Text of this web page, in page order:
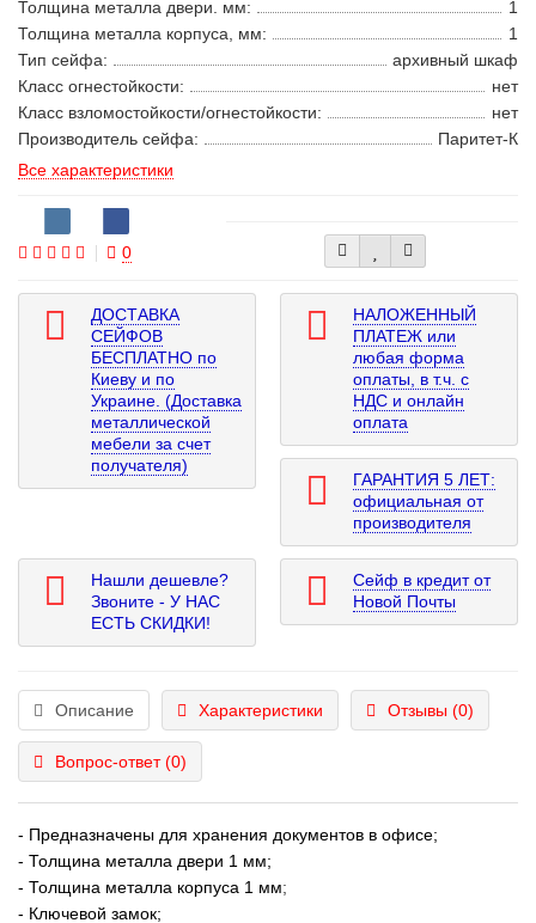
Толщина металла двери. мм:
1
Толщина металла корпуса, мм:
1
Тип сейфа:
архивный шкаф
Класс огнестойкости:
нет
Класс взломостойкости/огнестойкости:
нет
Производитель сейфа:
Паритет-К
Все характеристики
0
ДОСТАВКА
СЕЙФОВ
БЕСПЛАТНО по
Киеву и по
Украине. (Доставка
металлической
мебели за счет
получателя)
НАЛОЖЕННЫЙ
ПЛАТЕЖ или
любая форма
оплаты, в т.ч. с
НДС и онлайн
оплата
ГАРАНТИЯ 5 ЛЕТ:
официальная от
производителя
Нашли дешевле?
Звоните - У НАС
ЕСТЬ СКИДКИ!
Сейф в кредит от
Новой Почты
Описание Характеристики Отзывы (0)
Вопрос-ответ(0)
- Предназначены для хранения документов в офисе;
- Толщина металла двери 1 мм;
- Толщина металла корпуса 1 мм;
- Ключевой замок;